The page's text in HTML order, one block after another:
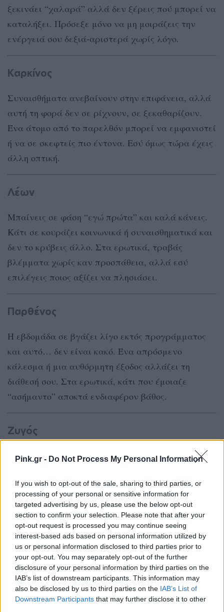
Pink.gr - Do Not Process My Personal Information
If you wish to opt-out of the sale, sharing to third parties, or
processing of your personal or sensitive information for
targeted advertising by us, please use the below opt-out
section to confirm your selection. Please note that after your
opt-out request is processed you may continue seeing
interest-based ads based on personal information utilized by
us or personal information disclosed to third parties prior to
your opt-out. You may separately opt-out of the further
disclosure of your personal information by third parties on the
IAB’s list of downstream participants. This information may
also be disclosed by us to third parties on the IAB’s List of
Downstream Participants that may further disclose it to other
ξεκινάει “χαλαρά” αλλά δεν ξέρεις πού μπορεί να
καταλήξει. Πρόσεξε μόνο να μη μοιράζεις την
ενέργειά σου δεξιά-αριστερά χωρίς λόγο.
Καρκίνος
Συναισθήματα ανεβαίνουν στην επιφάνεια, αλλά
αυτή τη φορά δεν σε ρίχνουν, σε ξεκαθαρίζουν.
Ένα άτομο από το παρελθόν μπορεί να εμφανιστεί
ή να σε σκεφτείς πιο έντονα. Εσύ όμως τώρα έχεις
άλλη οπτική.
Λέων
Μπαίνεις σε φάση “εγώ πρώτα” και καλά κάνεις.
Κάτι σε κουράζει κοινωνικά ή συναισθηματικά και
δεν το κρύβεις άλλο. Στα ερωτικά, τραβάς
βλέμματα χωρίς καν προσπάθεια, αλλά εσύ
επιλέγεις ποιος αξίζει να πλησιάσει.
Παρθένος
Η εβδομάδα σε βγάζει λίγο εκτός προγράμματος
και αυτό… δεν είναι κακό. Ένα απρόσμενο
κάλεσμα ή μια αυθόρμητη έξοδος αλλάζει τη
διάθεσή σου. Στα ερωτικά, κάτι που έμοιαζε
“ασήμαντο” αποκτά ενδιαφέρον βάθος.
Ζυγός
Οι σχέσεις σου μπαίνουν στο μικροσκόπιο. Ποιος
Αυτές οι ερωτήσεις έρχονται στο προσκήνιο.
Ερωτικά, ένα άτομο σε κάνει να νιώσεις ξανά
“ζωντανός” συναισθηματικά.
Σκορπιός
Δεν σου αρέσουν τα μισά πράγματα και αυτή την
εβδομάδα το δείχνεις. Θέλεις ξεκάθαρες κινήσεις
από τους άλλους. Στα αισθηματικά, ένα έντονο